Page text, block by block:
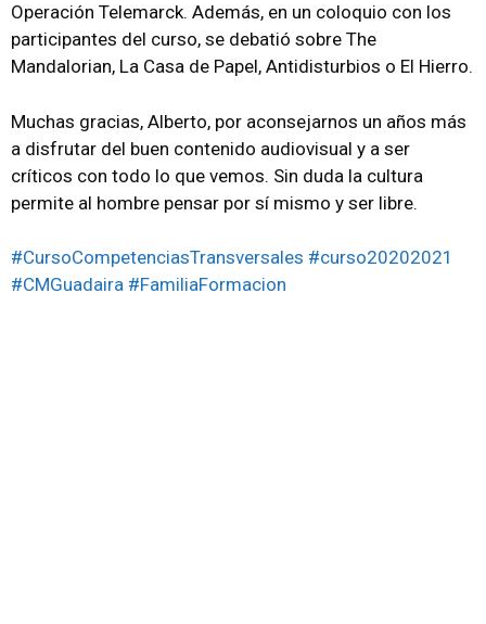
Operación Telemarck. Además, en un coloquio con los
participantes del curso, se debatió sobre The
Mandalorian, La Casa de Papel, Antidisturbios o El Hierro.
Muchas gracias, Alberto, por aconsejarnos un años más
a disfrutar del buen contenido audiovisual y a ser
críticos con todo lo que vemos. Sin duda la cultura
permite al hombre pensar por sí mismo y ser libre.
#CursoCompetenciasTransversales #curso20202021
#CMGuadaira #FamiliaFormacion